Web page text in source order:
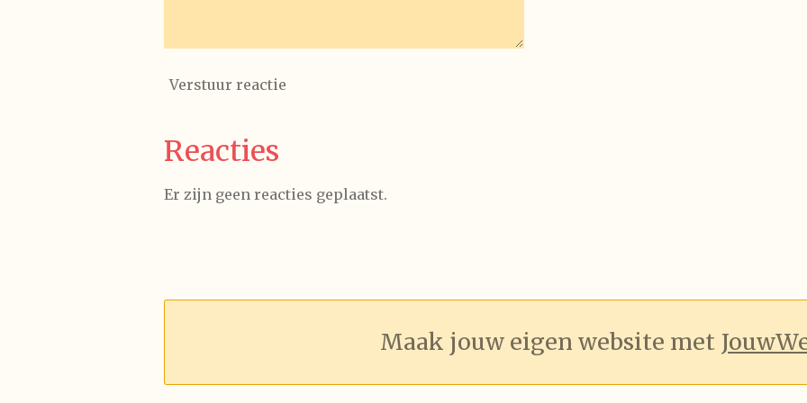
Verstuur reactie
Reacties
Er zijn geen reacties geplaatst.
Maak jouw eigen website met